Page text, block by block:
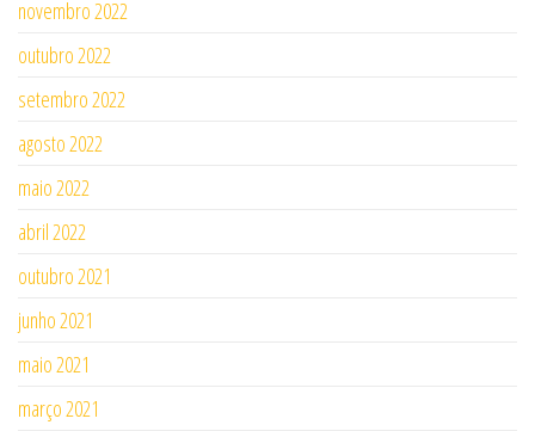
novembro 2022
outubro 2022
setembro 2022
agosto 2022
maio 2022
abril 2022
outubro 2021
junho 2021
maio 2021
março 2021